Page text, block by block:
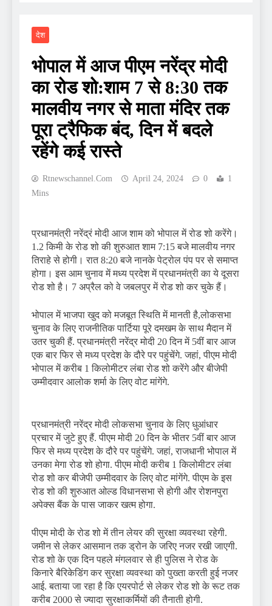
देश
भोपाल में आज पीएम नरेंद्र मोदी
का रोड शो:शाम 7 से 8:30 तक
मालवीय नगर से माता मंदिर तक
पूरा ट्रैफिक बंद, दिन में बदले
रहेंगे कई रास्ते
Rtnewschannel.com April 24, 2024 0
1
Mins
प्रधानमंत्री नरेंद्रं मोदी आज शाम को भोपाल में रोड शो करेंगे।
1.2 किमी के रोड शो की शुरुआत शाम 7:15 बजे मालवीय नगर
तिराहे से होगी। रात 8:20 बजे नानके पेट्रोल पंप पर से समाप्त
होगा। इस आम चुनाव में मध्य प्रदेश में प्रधानमंत्री का ये दूसरा
रोड शो है। 7 अप्रैल को वे जबलपुर में रोड शो कर चुके हैं।
भोपाल में भाजपा खुद को मजबूत स्थिति में मानती है,लोकसभा
चुनाव के लिए राजनीतिक पार्टिया पूरे दमखम के साथ मैदान में
उतर चुकी हैं. प्रधानमंत्री नरेंद्र मोदी 20 दिन में 5वीं बार आज
एक बार फिर से मध्य प्रदेश के दौरे पर पहुंचेंगे. जहां, पीएम मोदी
भोपाल में करीब 1 किलोमीटर लंबा रोड शो करेंगे और बीजेपी
उम्मीदवार आलोक शर्मा के लिए वोट मांगेंगे.
प्रधानमंत्री नरेंद्र मोदी लोकसभा चुनाव के लिए धुआंधार
प्रचार में जुटे हुए हैं. पीएम मोदी 20 दिन के भीतर 5वीं बार आज
फिर से मध्य प्रदेश के दौरे पर पहुंचेंगे. जहां, राजधानी भोपाल में
उनका मेगा रोड शो होगा. पीएम मोदी करीब 1 किलोमीटर लंबा
रोड शो कर बीजेपी उम्मीदवार के लिए वोट मांगेंगे. पीएम के इस
रोड शो की शुरुआत ओल्ड विधानसभा से होगी और रोशनपुरा
अपेक्स बैंक के पास जाकर खत्म होगा.
पीएम मोदी के रोड शो में तीन लेयर की सुरक्षा व्यवस्था रहेगी.
जमीन से लेकर आसमान तक ड्रोन के जरिए नजर रखी जाएगी.
रोड शो के एक दिन पहले मंगलवार से ही पुलिस ने रोड के
किनारे बैरिकेडिंग कर सुरक्षा व्यवस्था को पुख्ता करती हुई नजर
आई. बताया जा रहा है कि एयरपोर्ट से लेकर रोड शो के रूट तक
करीब 2000 से ज्यादा सुरक्षाकर्मियों की तैनाती होगी.